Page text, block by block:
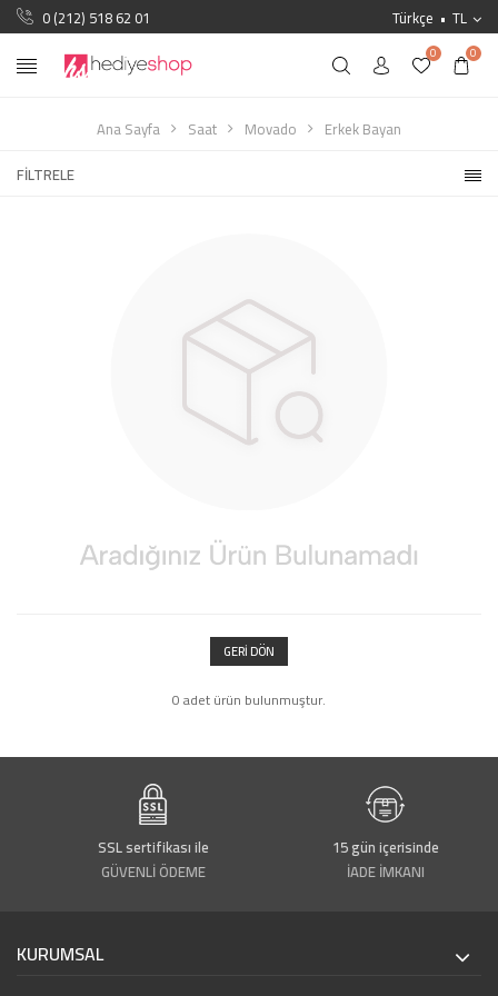
0 (212) 518 62 01 Türkçe TL
0 0
Ana Sayfa Saat Movado
Erkek Bayan
FILTRELE
GERI DÖN
0 adet ürün bulunmuştur.
SSL sertifikası ile
GÜVENLİ ÖDEME
15 gün içerisinde
İADE İMKANI
KURUMSAL